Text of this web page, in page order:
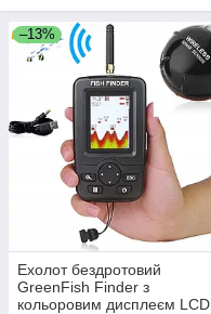
–13%
Ехолот бездротовий
GreenFish Finder з
кольоровим дисплеєм LCD